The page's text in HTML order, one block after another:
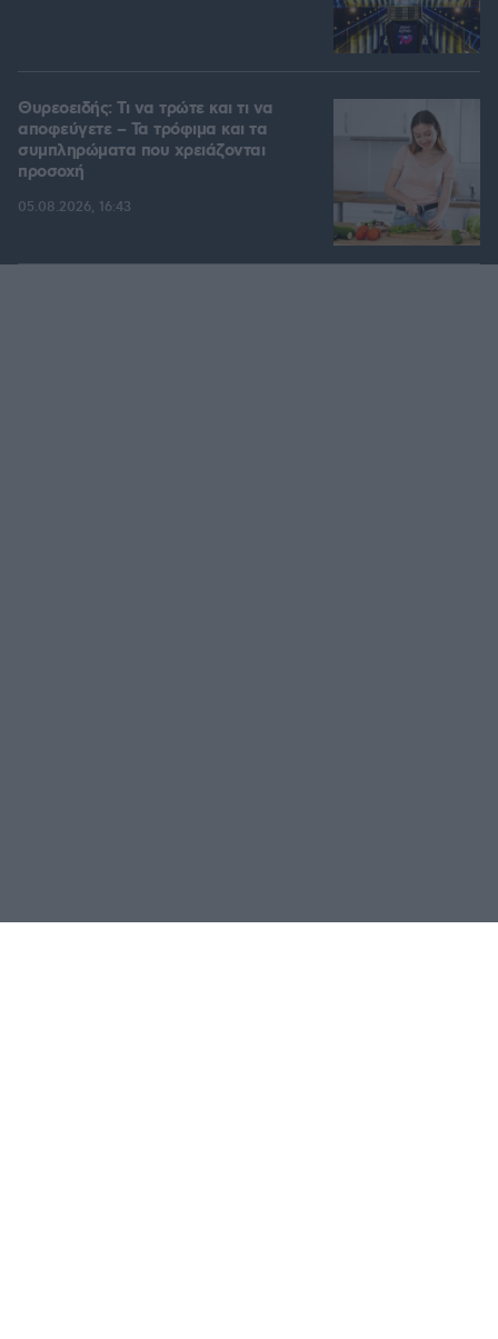
Θυρεοειδής: Τι να τρώτε και τι να
αποφεύγετε – Τα τρόφιμα και τα
συμπληρώματα που χρειάζονται
προσοχή
05.08.2026, 16:43